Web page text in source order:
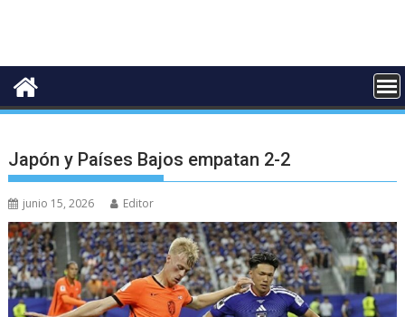
Japón y Países Bajos empatan 2-2
junio 15, 2026 Editor